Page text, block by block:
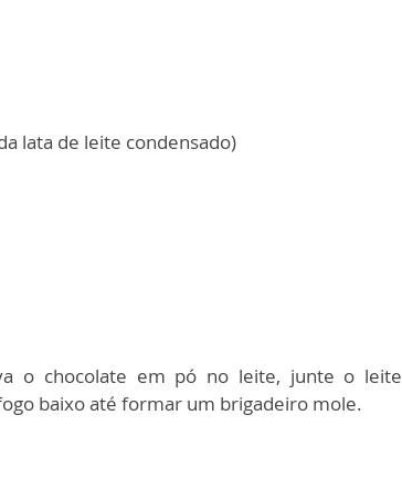
lata de leite condensado)
o chocolate em pó no leite, junte o leite
baixo até formar um brigadeiro mole.